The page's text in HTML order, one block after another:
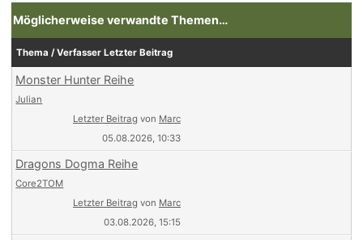
Möglicherweise verwandte Themen…
Thema / Verfasser Letzter Beitrag
Monster Hunter Reihe
Julian
Letzter Beitrag von Marc
05.08.2026, 10:33
Dragons Dogma Reihe
Core2TOM
Letzter Beitrag von Marc
03.08.2026, 15:15